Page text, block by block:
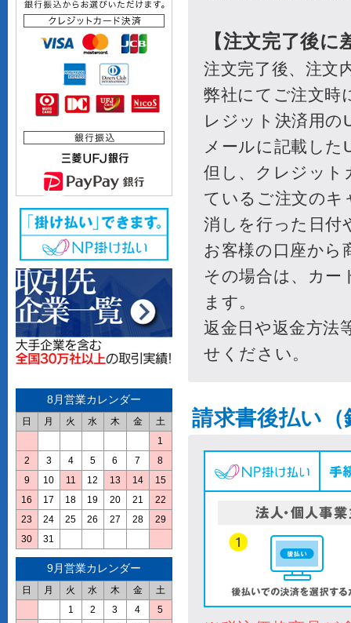
8月営業カレンダー
日 月 火 水 木 金
土
1
2
3 4 5 6 7
8
9
10 11 12 13 14
15
16
17 18 19 20 21
22
23
24 25 26 27 28
29
30
31
9月営業カレンダー
日 月 火 水 木 金
土
1
2 3 4
5